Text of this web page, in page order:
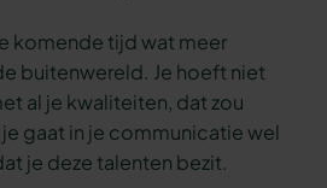
komende tijd wat meer
buitenwereld. Je hoeft niet
al je kwaliteiten, dat zou
je gaat in je communicatie wel
je deze talenten bezit.